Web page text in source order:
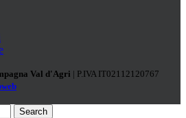
Val d'Agri | P.IVA IT02112120767
Search